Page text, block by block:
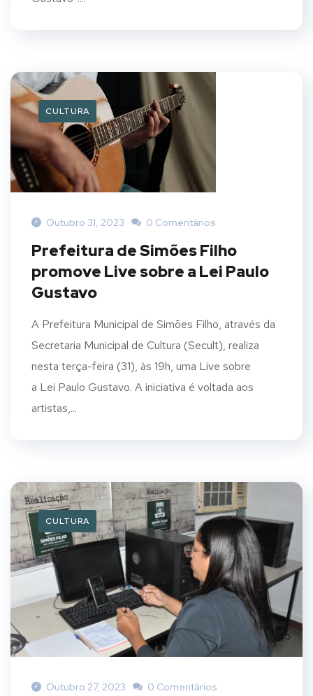
CULTURA
Outubro 31, 2023 0 Comentários
Prefeitura de Simões Filho
promove Live sobre a Lei Paulo
Gustavo
A Prefeitura Municipal de Simões Filho, através da
Secretaria Municipal de Cultura (Secult), realiza
nesta terça-feira (31), às 19h, uma Live sobre
a Lei Paulo Gustavo. A iniciativa é voltada aos
artistas,...
CULTURA
Outubro 27, 2023 0 Comentários